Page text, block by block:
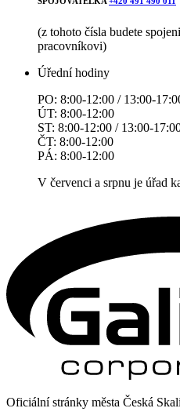
(z tohoto čísla budete
pracovníkovi)
Úřední hodiny
PO: 8:00-12:00 / 13:00-
ÚT: 8:00-12:00
ST: 8:00-12:00 / 13:00-
ČT: 8:00-12:00
PÁ: 8:00-12:00
V červenci a srpnu je úřad
Oficiální stránky města Česká